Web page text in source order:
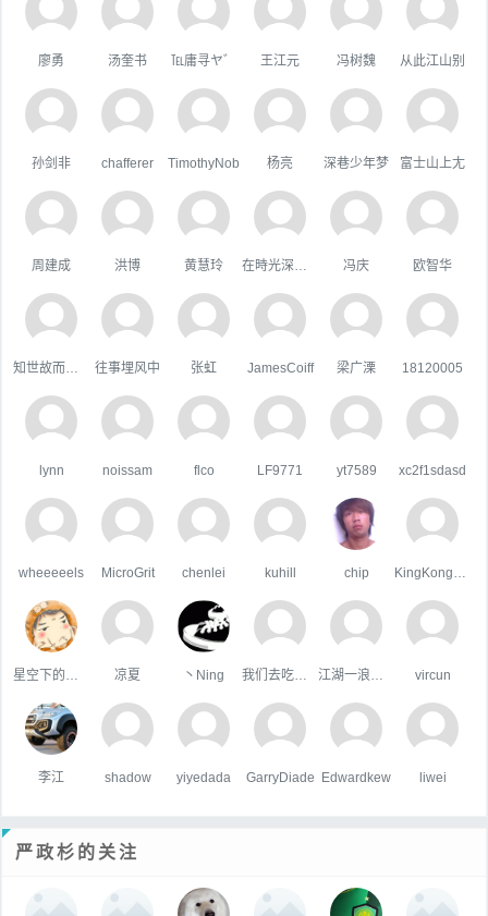
廖勇 汤奎书 ℡庸寻ヤ゛ 王江元 冯树魏 从此江山别
孙剑非 chafferer TimothyNob 杨亮 深巷少年梦 富士山上尢
周建成 洪博 黄慧玲 冯庆 欧智华
往事埋风中 张虹 JamesCoiff 梁广溧 18120005
lynn noissam flco LF9771 yt7589 xc2f1sdasd
wheeeeels MicroGrit chenlei kuhill chip
凉夏 丶Ning vircun
李江 shadow yiyedada GarryDiade Edwardkew liwei
严政杉的关注